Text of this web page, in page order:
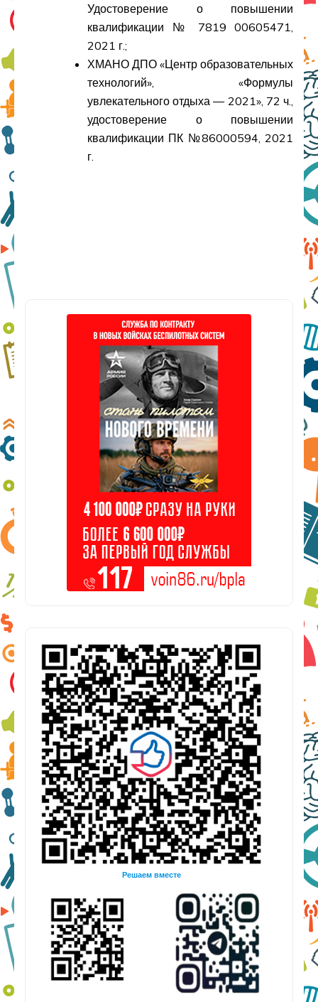
Удостоверение о повышении
квалификации № 7819 00605471,
2021 г.;
ХМАНО ДПО «Центр образовательных
технологий», «Формулы
увлекательного отдыха — 2021», 72 ч.,
удостоверение о повышении
квалификации ПК №86000594, 2021
г.
Решаем вместе